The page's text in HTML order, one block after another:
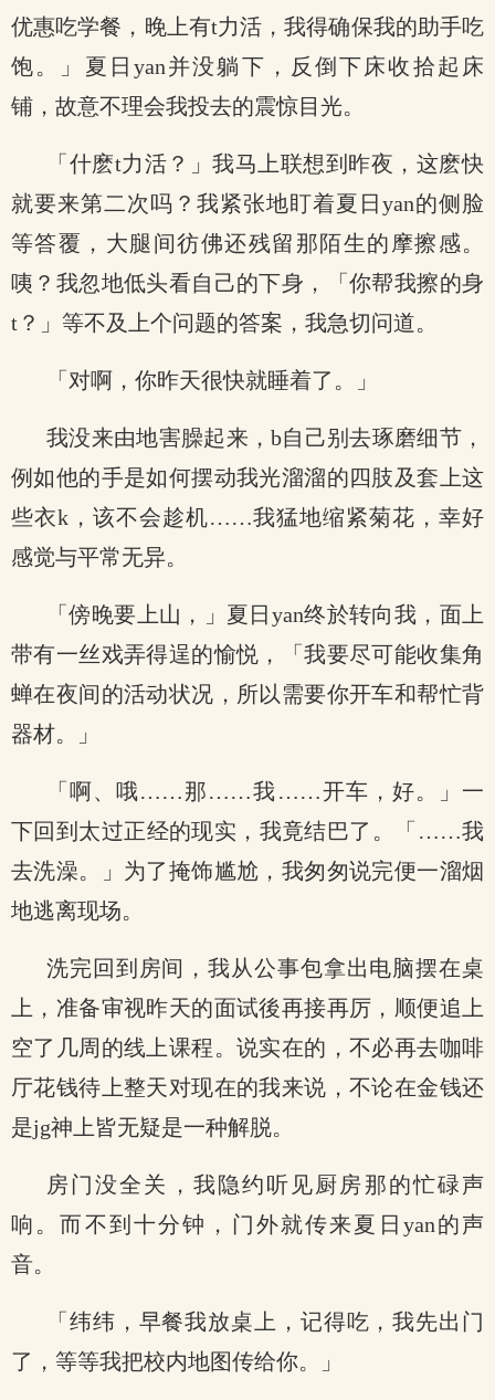
优惠吃学餐，晚上有t力活，我得确保我的助手吃
饱。」夏日yan并没躺下，反倒下床收拾起床
铺，故意不理会我投去的震惊目光。
「什麽t力活？」我马上联想到昨夜，这麽快
就要来第二次吗？我紧张地盯着夏日yan的侧脸
等答覆，大腿间彷佛还残留那陌生的摩擦感。
咦？我忽地低头看自己的下身，「你帮我擦的身
t？」等不及上个问题的答案，我急切问道。
「对啊，你昨天很快就睡着了。」
我没来由地害臊起来，b自己别去琢磨细节，
例如他的手是如何摆动我光溜溜的四肢及套上这
些衣k，该不会趁机……我猛地缩紧菊花，幸好
感觉与平常无异。
「傍晚要上山，」夏日yan终於转向我，面上
带有一丝戏弄得逞的愉悦，「我要尽可能收集角
蝉在夜间的活动状况，所以需要你开车和帮忙背
器材。」
「啊、哦……那……我……开车，好。」一
下回到太过正经的现实，我竟结巴了。「……我
去洗澡。」为了掩饰尴尬，我匆匆说完便一溜烟
地逃离现场。
洗完回到房间，我从公事包拿出电脑摆在桌
上，准备审视昨天的面试後再接再厉，顺便追上
空了几周的线上课程。说实在的，不必再去咖啡
厅花钱待上整天对现在的我来说，不论在金钱还
是jg神上皆无疑是一种解脱。
房门没全关，我隐约听见厨房那的忙碌声
响。而不到十分钟，门外就传来夏日yan的声
音。
「纬纬，早餐我放桌上，记得吃，我先出门
了，等等我把校内地图传给你。」